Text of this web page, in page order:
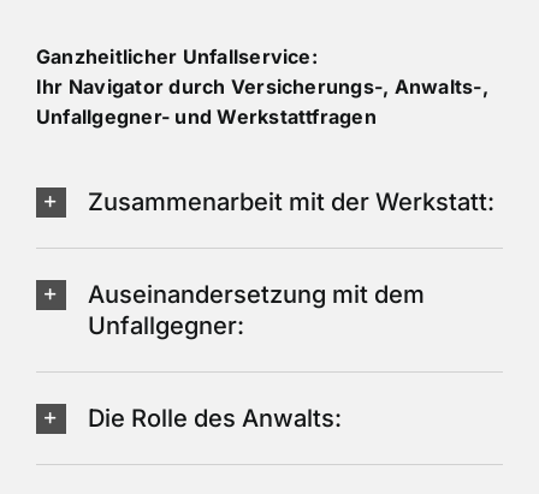
Ganzheitlicher Unfallservice:
Ihr Navigator durch Versicherungs-, Anwalts-,
Unfallgegner- und Werkstattfragen
Zusammenarbeit mit der Werkstatt:
Auseinandersetzung mit dem
Unfallgegner:
Die Rolle des Anwalts: